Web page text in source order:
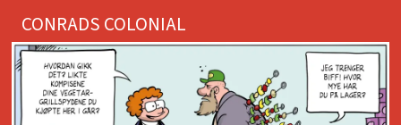
CONRADS COLONIAL